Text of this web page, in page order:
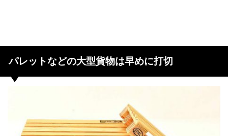
パレットなどの大型貨物は早めに打切